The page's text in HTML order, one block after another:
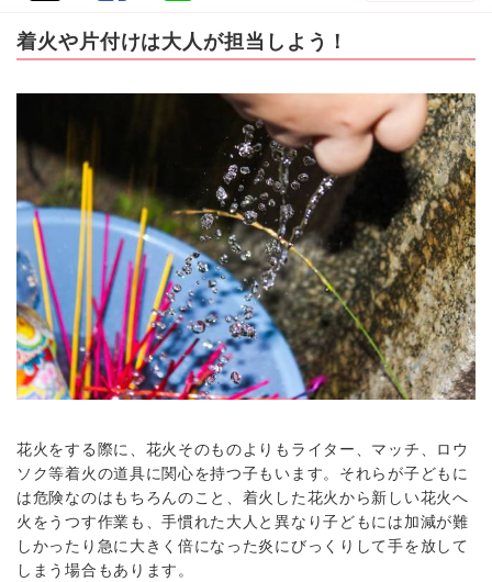
着火や片付けは大人が担当しよう！
花火をする際に、花火そのものよりもライター、マッチ、ロウ
ソク等着火の道具に関心を持つ子もいます。それらが子どもに
は危険なのはもちろんのこと、着火した花火から新しい花火へ
火をうつす作業も、手慣れた大人と異なり子どもには加減が難
しかったり急に大きく倍になった炎にびっくりして手を放して
しまう場合もあります。